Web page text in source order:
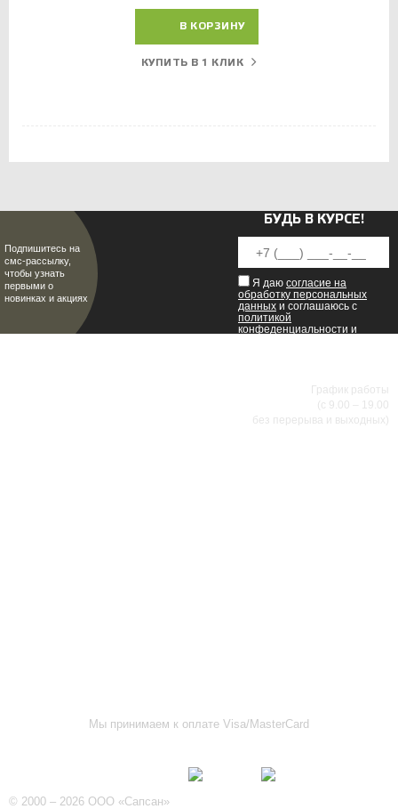
В КОРЗИНУ
КУПИТЬ В 1 КЛИК
Подпишитесь на
смс-рассылку,
чтобы узнать
первыми о
новинках и акциях
БУДЬ В КУРСЕ!
Я даю согласие на
обработку персональных
данных и соглашаюсь с
политикой
конфеденциальности и
График работы
(с 9.00 – 19.00
без перерыва и выходных)
Мы принимаем к оплате Visa/MasterCard
© 2000 – 2026 ООО «Сапсан»